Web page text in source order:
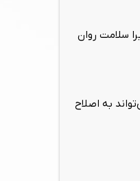
سلامت روان
به اصلاح